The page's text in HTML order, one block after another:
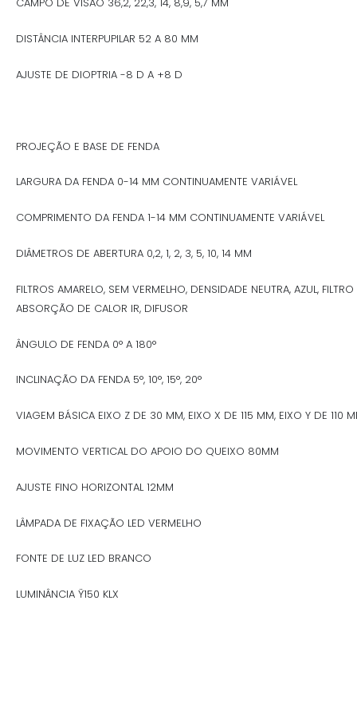
CAMPO DE VISÃO 36,2, 22,3, 14, 8,9, 5,7 MM
DISTÂNCIA INTERPUPILAR 52 A 80 MM
AJUSTE DE DIOPTRIA -8 D A +8 D
PROJEÇÃO E BASE DE FENDA
LARGURA DA FENDA 0-14 MM CONTINUAMENTE VARIÁVEL
COMPRIMENTO DA FENDA 1-14 MM CONTINUAMENTE VARIÁVEL
DIÂMETROS DE ABERTURA 0,2, 1, 2, 3, 5, 10, 14 MM
FILTROS AMARELO, SEM VERMELHO, DENSIDADE NEUTRA, AZUL,
ABSORÇÃO DE CALOR IR, DIFUSOR
ÂNGULO DE FENDA 0° A 180°
INCLINAÇÃO DA FENDA 5°, 10°, 15°, 20°
VIAGEM BÁSICA EIXO Z DE 30 MM, EIXO X DE 115 MM, EIXO Y DE 110
MOVIMENTO VERTICAL DO APOIO DO QUEIXO 80MM
AJUSTE FINO HORIZONTAL 12MM
LÂMPADA DE FIXAÇÃO LED VERMELHO
FONTE DE LUZ LED BRANCO
LUMINÂNCIA Ÿ150 KLX